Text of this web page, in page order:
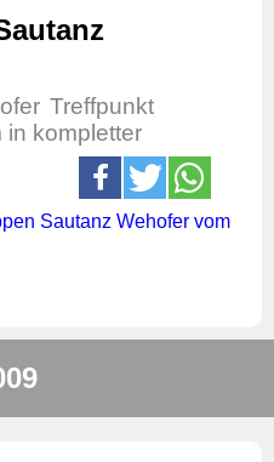
Treffpunkt
in kompletter
Sautanz Wehofer vom